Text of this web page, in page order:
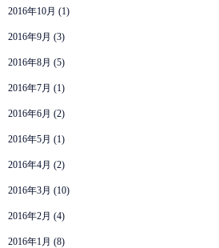
2016年10月 (1)
2016年9月 (3)
2016年8月 (5)
2016年7月 (1)
2016年6月 (2)
2016年5月 (1)
2016年4月 (2)
2016年3月 (10)
2016年2月 (4)
2016年1月 (8)